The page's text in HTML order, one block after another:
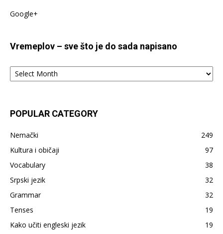
Google+
Vremeplov – sve što je do sada napisano
Vremeplov
do
napisano
POPULAR CATEGORY
Nemački
249
Kultura i običaji
97
Vocabulary
38
Srpski jezik
32
Grammar
32
Tenses
19
Kako učiti engleski jezik
19